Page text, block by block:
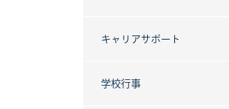
キャリアサポート
学校行事